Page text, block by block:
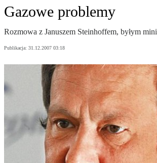
Gazowe problemy
Rozmowa z Januszem Steinhoffem, byłym
Publikacja: 31.12.2007 03:18